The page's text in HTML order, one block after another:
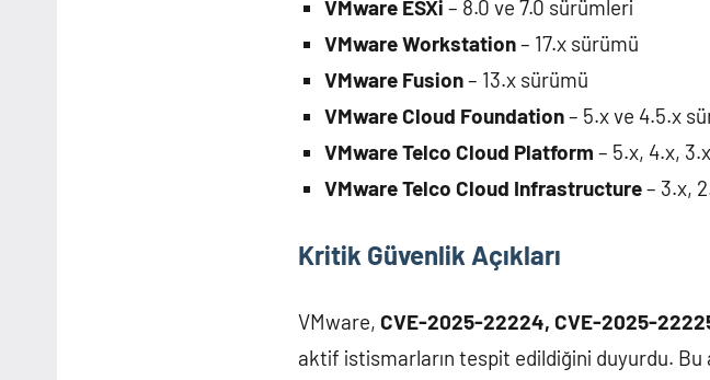
VMware ESXi – 8.0 ve 7.0 sürümleri
VMware Workstation– 17.x sürümü
VMware Fusion– 13.x sürümü
VMware Cloud Foundation– 5.x ve 4.5.x
VMware Telco Cloud Platform – 5.x, 4.x,
VMware Telco Cloud Infrastructure– 3.x,
Kritik Güvenlik Açıkları
VMware, CVE-2025-22224, CVE-2025-
aktif istismarların tespit edildiğini duyurdu.